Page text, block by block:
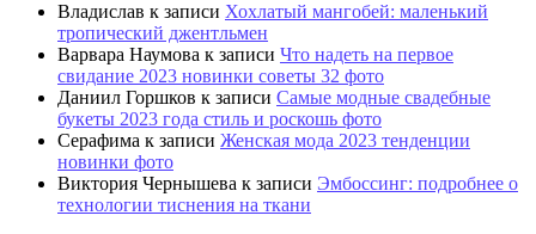
Владислав к записи Хохлатый мангобей: маленький
тропический джентльмен
Варвара Наумова к записи Что надеть на первое
свидание 2023 новинки советы 32 фото
Даниил Горшков к записи Самые модные свадебные
букеты 2023 года стиль и роскошь фото
Серафима к записи Женская мода 2023 тенденции
новинки фото
Виктория Чернышева к записи Эмбоссинг: подробнее о
технологии тиснения на ткани